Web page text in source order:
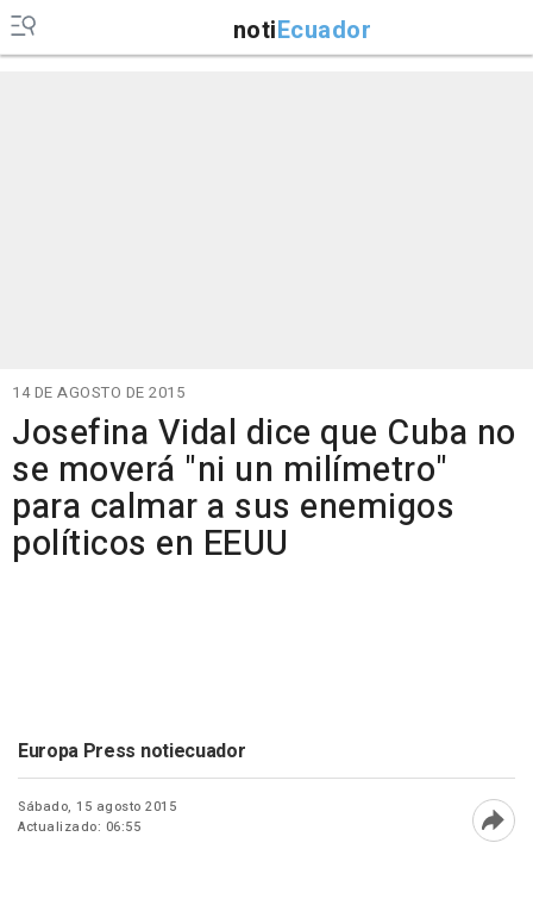
notiEcuador
14 DE AGOSTO DE 2015
Josefina Vidal dice que Cuba no
se moverá "ni un milímetro"
para calmar a sus enemigos
políticos en EEUU
Europa Press notiecuador
Sábado, 15 agosto 2015
Actualizado: 06:55